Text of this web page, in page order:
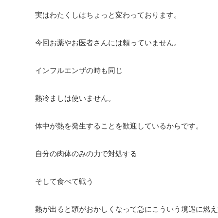
実はわたくしはちょっと変わっております。
今回お薬やお医者さんには頼っていません。
インフルエンザの時も同じ
熱冷ましは使いません。
体中が熱を発生することを歓迎しているからです。
自分の肉体のみの力で対処する
そして食べて戦う
熱が出ると頭がおかしくなって急にこういう境遇に燃え